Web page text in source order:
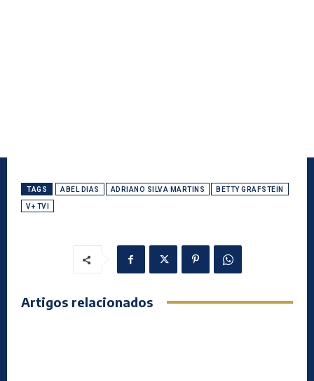
TAGS ABEL DIAS ADRIANO SILVA MARTINS BETTY GRAFSTEIN
V+ TVI
Artigos relacionados